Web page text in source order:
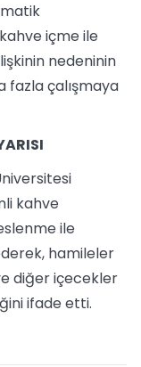
içme ile
nedeninin
fazla çalışmaya
kahve
ile
hamileler
diğer içecekler
ifade etti.